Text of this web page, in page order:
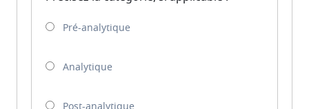
Pré-analytique
Analytique
Post-analytique